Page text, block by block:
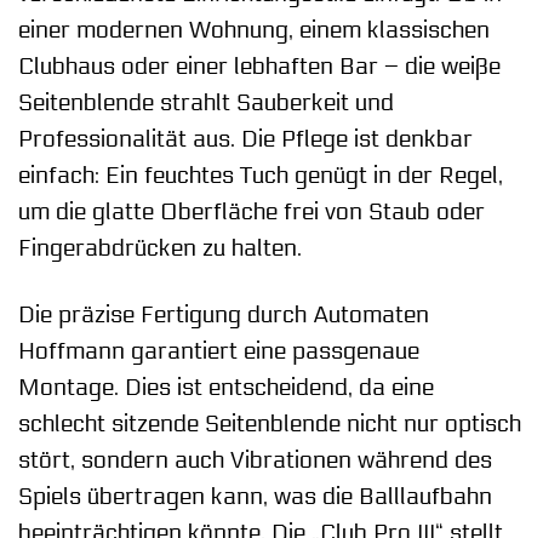
einer modernen Wohnung, einem klassischen
Clubhaus oder einer lebhaften Bar – die weiße
Seitenblende strahlt Sauberkeit und
Professionalität aus. Die Pflege ist denkbar
einfach: Ein feuchtes Tuch genügt in der Regel,
um die glatte Oberfläche frei von Staub oder
Fingerabdrücken zu halten.
Die präzise Fertigung durch Automaten
Hoffmann garantiert eine passgenaue
Montage. Dies ist entscheidend, da eine
schlecht sitzende Seitenblende nicht nur optisch
stört, sondern auch Vibrationen während des
Spiels übertragen kann, was die Balllaufbahn